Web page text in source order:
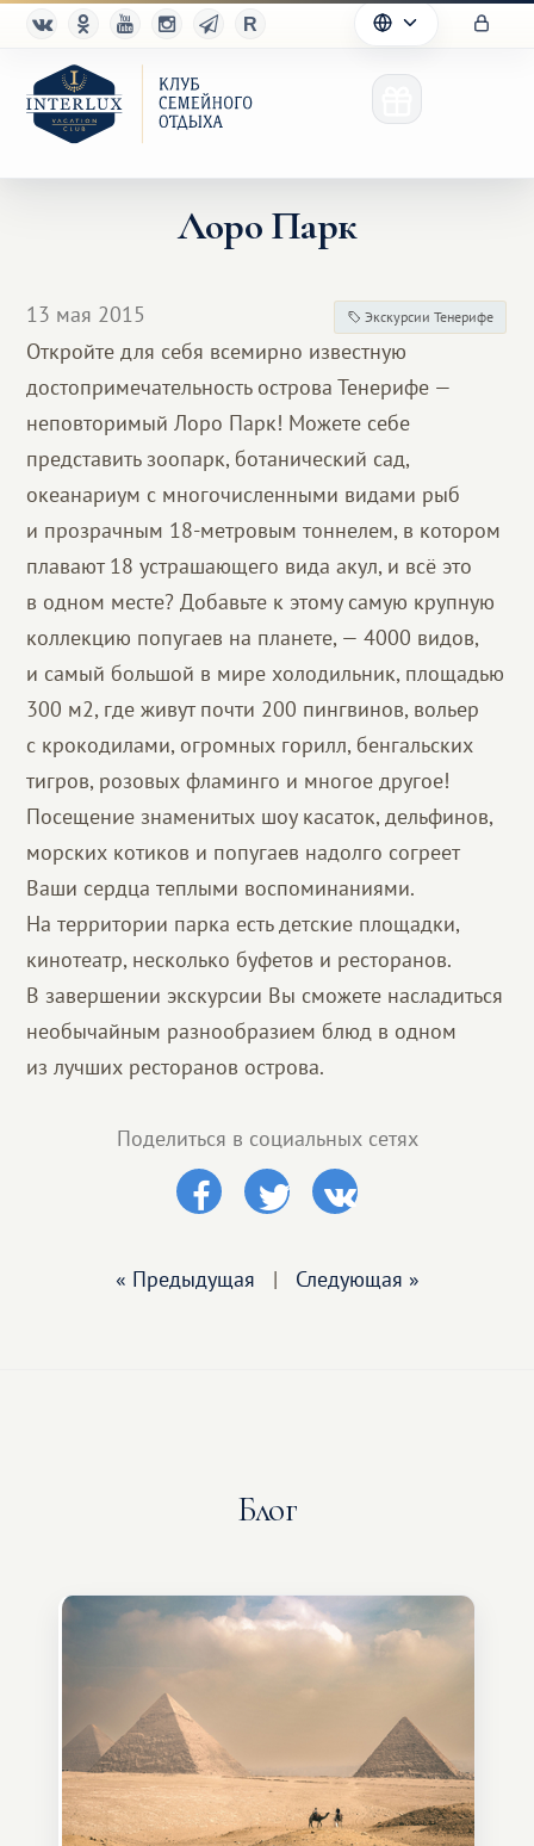
Преимущества
Партнерам
Благотворительность
Лоро Парк
13 мая 2015 Экскурсии Тенерифе
Откройте для себя всемирно известную
достопримечательность острова Тенерифе —
неповторимый Лоро Парк! Можете себе
представить зоопарк, ботанический сад,
океанариум с многочисленными видами рыб
и прозрачным 18-метровым тоннелем, в котором
плавают 18 устрашающего вида акул, и всё это
в одном месте? Добавьте к этому самую крупную
коллекцию попугаев на планете, — 4000 видов,
и самый большой в мире холодильник, площадью
300 м2, где живут почти 200 пингвинов, вольер
с крокодилами, огромных горилл, бенгальских
тигров, розовых фламинго и многое другое!
Посещение знаменитых шоу касаток, дельфинов,
морских котиков и попугаев надолго согреет
Ваши сердца теплыми воспоминаниями.
На территории парка есть детские площадки,
кинотеатр, несколько буфетов и ресторанов.
В завершении экскурсии Вы сможете насладиться
необычайным разнообразием блюд в одном
из лучших ресторанов острова.
Поделиться в социальных сетях
« Предыдущая | Следующая »
Блог